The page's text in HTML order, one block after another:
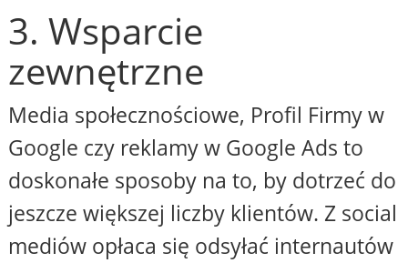
3. Wsparcie
zewnętrzne
Media społecznościowe, Profil Firmy w
Google czy reklamy w Google Ads to
doskonałe sposoby na to, by dotrzeć do
jeszcze większej liczby klientów. Z social
mediów opłaca się odsyłać internautów